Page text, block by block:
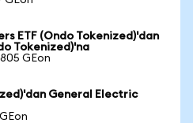
ETF (Ondo Tokenized)'dan
Tokenized)'na
GEon
General Electric